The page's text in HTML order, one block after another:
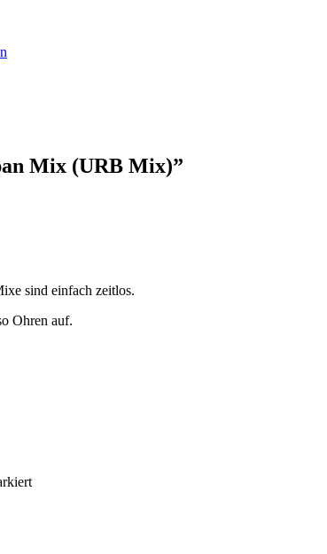
Mix (URB Mix)”
sind einfach zeitlos.
Ohren auf.